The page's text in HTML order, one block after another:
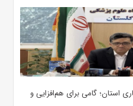
استان؛ گامی برای هم‌افزایی و